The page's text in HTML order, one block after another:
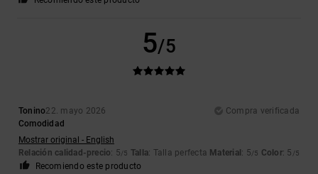
5/5
Tonino22. mayo 2026
Compra verificada
Comodidad
Mostrar original - English
Relación calidad-precio: 5/5 Talla: Talla perfecta Material: 5/5 Color: 5 /5
Recomiendo este producto